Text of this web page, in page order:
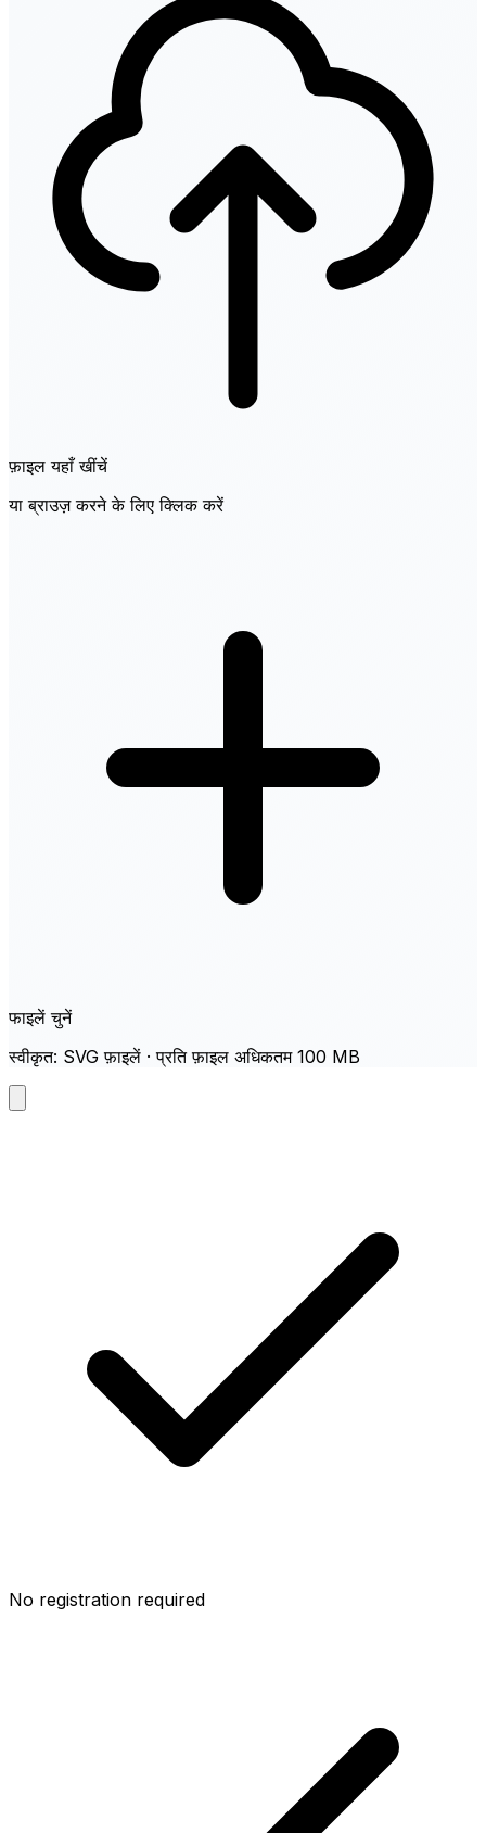
फ़ाइल यहाँ खींचें
या ब्राउज़ करने के लिए क्लिक करें
फाइलें चुनें
स्वीकृत: SVG फ़ाइलें · प्रति फ़ाइल अधिकतम 100 MB
No registration required